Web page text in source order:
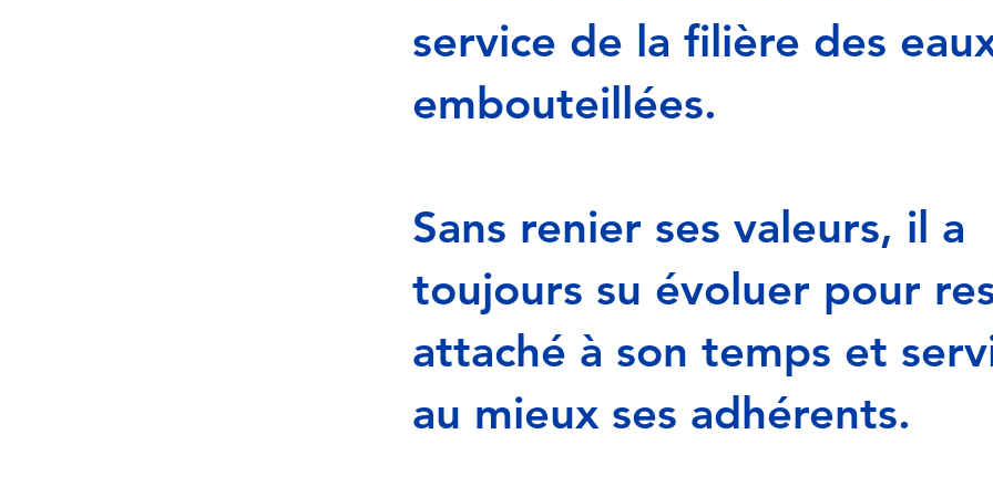
service de la filière des
embouteillées.
Sans renier ses valeurs, il a
toujours su évoluer pour
attaché à son temps et
au mieux ses adhérents.